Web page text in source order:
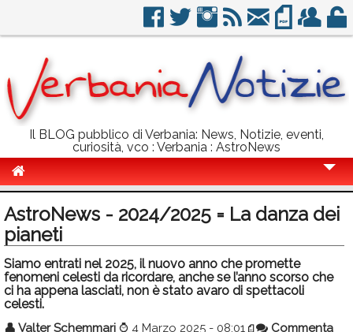
Il BLOG pubblico di Verbania: News, Notizie, eventi,
curiosità, vco : Verbania : AstroNews
Politica
Sport
Eventi
AstroNews - 2024/2025 = La danza dei
pianeti
Siamo entrati nel 2025, il nuovo anno che promette
fenomeni celesti da ricordare, anche se l’anno scorso che
ci ha appena lasciati, non è stato avaro di spettacoli
celesti.
👤 Valter Schemmari ⌚ 4 Marzo 2025 - 08:01 Commenta